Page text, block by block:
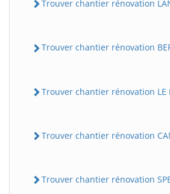
Trouver chantier rénovation
Trouver chantier rénovation
Trouver chantier rénovation LE
Trouver chantier rénovation
Trouver chantier rénovation